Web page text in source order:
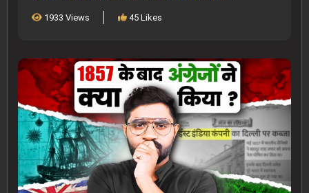
1933 Views 45 Likes